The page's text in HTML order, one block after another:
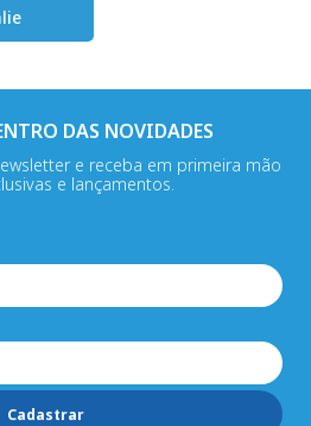
DAS NOVIDADES
e receba em primeira mão
e lançamentos.
Cadastrar